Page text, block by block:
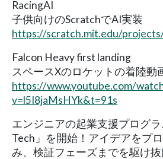
RacingAI
子供向けのScratchでAI実装
https://scratch.mit.edu/
Falcon Heavy first landing
スペースXのロケットの着陸動
https://www.youtube.com/
v=l5I8jaMsHYk&t=91s
エンジニアの起業支援プログ
Tech」を開始！アイデアをプ
み、検証フェーズまでを駆け抜